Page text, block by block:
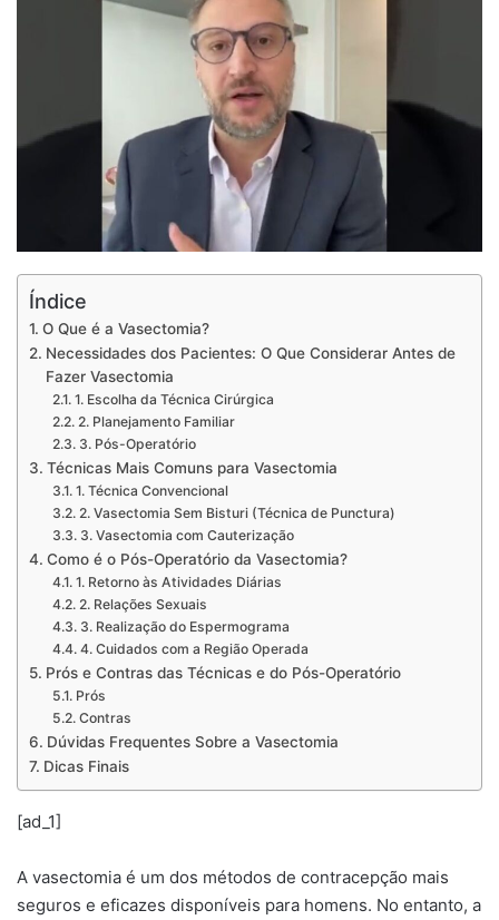
Índice
O Que é a Vasectomia?
Necessidades dos Pacientes: O Que Considerar Antes de
Fazer Vasectomia
1. Escolha da Técnica Cirúrgica
2. Planejamento Familiar
3. Pós-Operatório
Técnicas Mais Comuns para Vasectomia
1. Técnica Convencional
2. Vasectomia Sem Bisturi (Técnica de Punctura)
3. Vasectomia com Cauterização
Como é o Pós-Operatório da Vasectomia?
1. Retorno às Atividades Diárias
2. Relações Sexuais
3. Realização do Espermograma
4. Cuidados com a Região Operada
Prós e Contras das Técnicas e do Pós-Operatório
Prós
Contras
Dúvidas Frequentes Sobre a Vasectomia
Dicas Finais
[ad_1]
A vasectomia é um dos métodos de contracepção mais
seguros e eficazes disponíveis para homens. No entanto, a